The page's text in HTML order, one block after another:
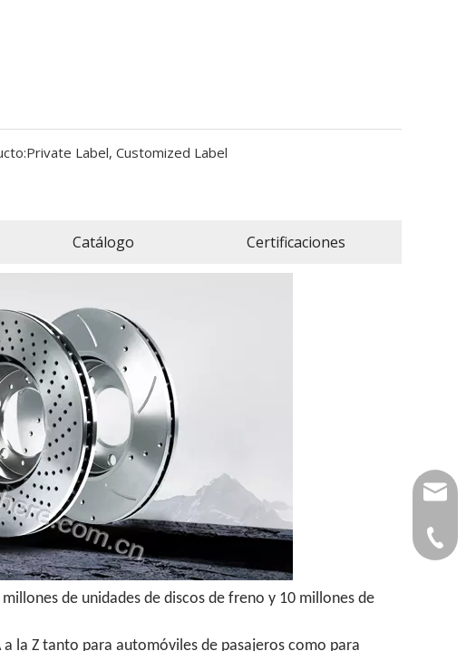
Private Label, Customized Label
Catálogo Certificaciones
de unidades de discos de freno y 10 millones de
la Z tanto para automóviles de pasajeros como para
0086-